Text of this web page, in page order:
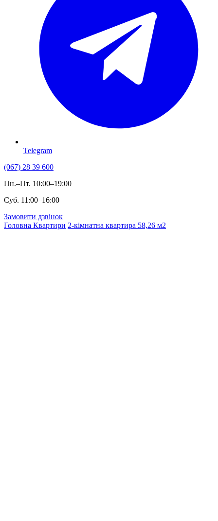
Telegram
(067) 28 39 600
Пн.–Пт. 10:00–19:00
Суб. 11:00–16:00
Замовити дзвінок
Головна Квартири 2-кімнатна квартира 58,26 м2